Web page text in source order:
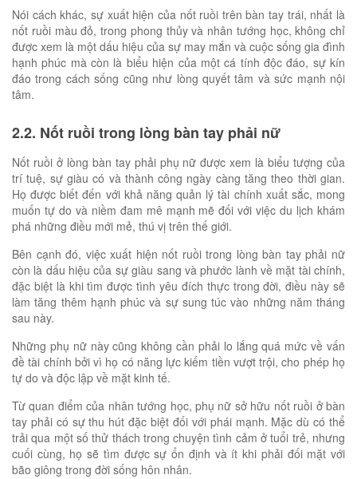
Nói cách khác, sự xuất hiện của nốt ruồi trên bàn tay trái, nhất là
nốt ruồi màu đỏ, trong phong thủy và nhân tướng học, không chỉ
được xem là một dấu hiệu của sự may mắn và cuộc sống gia đình
hạnh phúc mà còn là biểu hiện của một cá tính độc đáo, sự kín
đáo trong cách sống cũng như lòng quyết tâm và sức mạnh nội
tâm.
2.2. Nốt ruồi trong lòng bàn tay phải nữ
Nốt ruồi ở lòng bàn tay phải phụ nữ được xem là biểu tượng của
trí tuệ, sự giàu có và thành công ngày càng tăng theo thời gian.
Họ được biết đến với khả năng quản lý tài chính xuất sắc, mong
muốn tự do và niềm đam mê mạnh mẽ đối với việc du lịch khám
phá những điều mới mẻ, thú vị trên thế giới.
Bên cạnh đó, việc xuất hiện nốt ruồi trong lòng bàn tay phải nữ
còn là dấu hiệu của sự giàu sang và phước lành về mặt tài chính,
đặc biệt là khi tìm được tình yêu đích thực trong đời, điều này sẽ
làm tăng thêm hạnh phúc và sự sung túc vào những năm tháng
sau này.
Những phụ nữ này cũng không cần phải lo lắng quá mức về vấn
đề tài chính bởi vì họ có năng lực kiếm tiền vượt trội, cho phép họ
tự do và độc lập về mặt kinh tế.
Từ quan điểm của nhân tướng học, phụ nữ sở hữu nốt ruồi ở bàn
tay phải có sự thu hút đặc biệt đối với phái mạnh. Mặc dù có thể
trải qua một số thử thách trong chuyện tình cảm ở tuổi trẻ, nhưng
cuối cùng, họ sẽ tìm được sự ổn định và ít khi phải đối mặt với
bão giông trong đời sống hôn nhân.